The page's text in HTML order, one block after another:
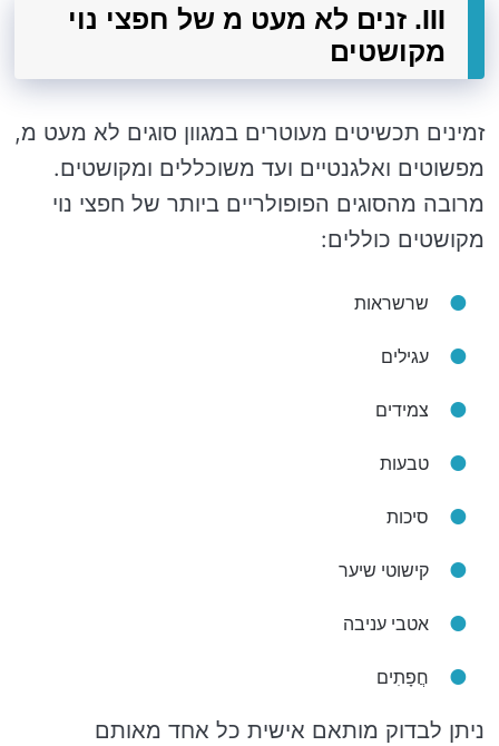
III. זנים לא מעט מ של חפצי נוי
מקושטים
זמינים תכשיטים מעוטרים במגוון סוגים לא מעט מ,
מפשוטים ואלגנטיים ועד משוכללים ומקושטים.
מרובה מהסוגים הפופולריים ביותר של חפצי נוי
מקושטים כוללים:
שרשראות
עגילים
צמידים
טבעות
סיכות
קישוטי שיער
אטבי עניבה
חֲפָתִים
ניתן לבדוק מותאם אישית כל אחד מאותם